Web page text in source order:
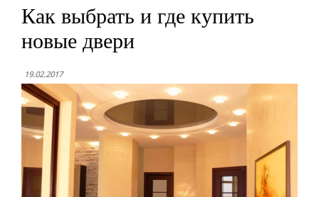
Как выбрать и где купить
новые двери
19.02.2017